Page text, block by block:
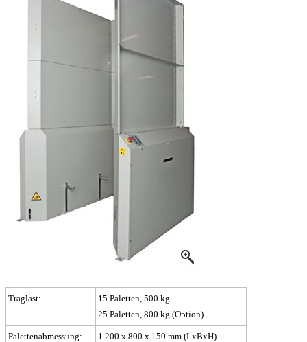
Traglast:
15 Paletten, 500 kg
25 Paletten, 800 kg (Option)
Palettenabmessung:
1.200 x 800 x 150 mm (LxBxH)